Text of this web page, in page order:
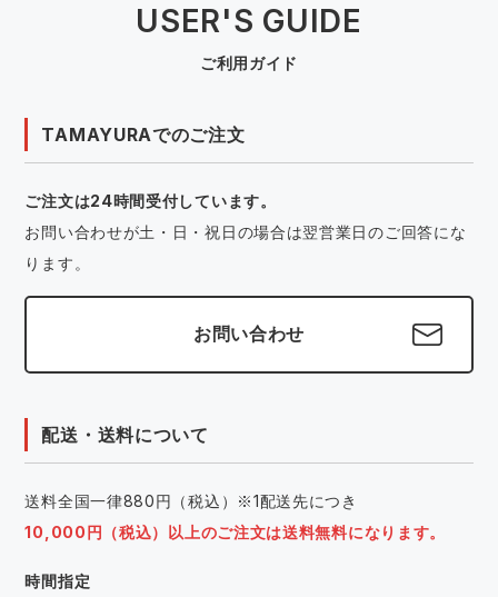
USER'S GUIDE
ご利用ガイド
TAMAYURAでのご注文
ご注文は24時間受付しています。
お問い合わせが土・日・祝日の場合は翌営業日のご回答にな
ります。
お問い合わせ
配送・送料について
送料全国一律880円（税込）※1配送先につき
10,000円（税込）以上のご注文は送料無料になります。
時間指定